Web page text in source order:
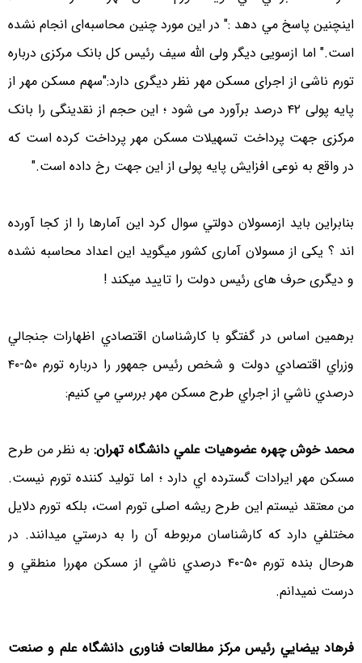
اينچنين پاسخ مي دهد :" در این مورد چنین محاسبه‌ای انجام نشده
است." اما ازسویی دیگر ولی الله سیف رئیس کل بانک مرکزی درباره
تورم ناشی از اجرای مسکن مهر نظر دیگری دارد:"سهم مسکن مهر از
پایه پولی ۴۲ درصد برآورد می شود ؛ این حجم از نقدینگی را بانک
مرکزی جهت پرداخت تسهیلات مسکن مهر پرداخت کرده است که
در واقع به نوعی افزایش پایه پولی از این جهت رخ داده است."
بنابراين بايد ازمسولان دولتي سوال كرد اين آمارها را از كجا آورده
اند ؟ یکی از مسولان آماری کشور میگوید این اعداد محاسبه نشده
و دیگری حرف های رئیس دولت را تایید میکند !
برهمين اساس در گفتگو با كارشناسان اقتصادي اظهارات جنجالي
وزراي اقتصادي دولت و شخص رئيس جمهور را درباره تورم ۵۰-۴۰
درصدي ناشي از اجراي طرح مسكن مهر بررسي مي كنیم:
محمد خوش چهره عضوهيات علمي دانشگاه تهران: به نظر من طرح
مسكن مهر ايرادات گسترده اي دارد ؛ اما توليد كننده تورم نيست.
من معتقد نيستم اين طرح ریشه اصلی تورم است، بلکه تورم دلايل
مختلفي دارد كه كارشناسان مربوطه آن را به درستي ميدانند. در
هرحال بنده تورم ۵۰-۴۰ درصدي ناشي از مسكن مهررا منطقي و
درست نميدانم.
فرهاد بيضايي رئیس مرکز مطالعات فناوری دانشگاه علم و صنعت